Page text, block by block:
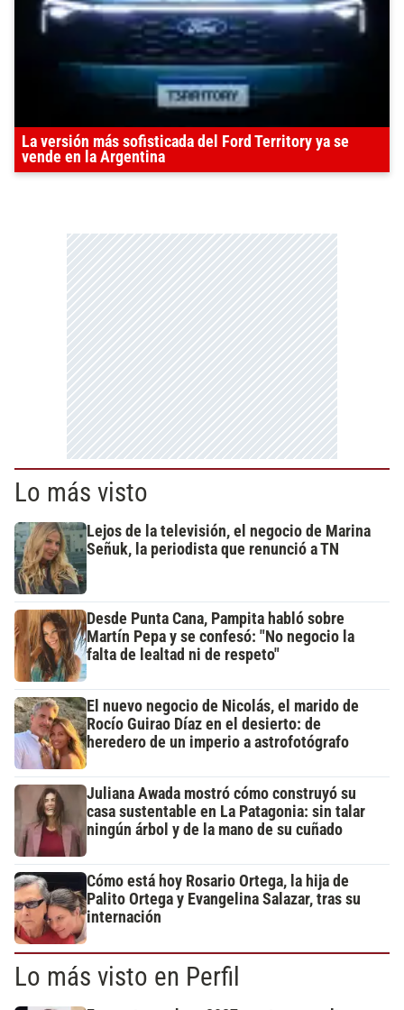
La versión más sofisticada del Ford Territory ya se
vende en la Argentina
Lo más visto
Lejos de la televisión, el negocio de Marina
Señuk, la periodista que renunció a TN
Desde Punta Cana, Pampita habló sobre
Martín Pepa y se confesó: "No negocio la
falta de lealtad ni de respeto"
El nuevo negocio de Nicolás, el marido de
Rocío Guirao Díaz en el desierto: de
heredero de un imperio a astrofotógrafo
Juliana Awada mostró cómo construyó su
casa sustentable en La Patagonia: sin talar
ningún árbol y de la mano de su cuñado
Cómo está hoy Rosario Ortega, la hija de
Palito Ortega y Evangelina Salazar, tras su
internación
Lo más visto en Perfil